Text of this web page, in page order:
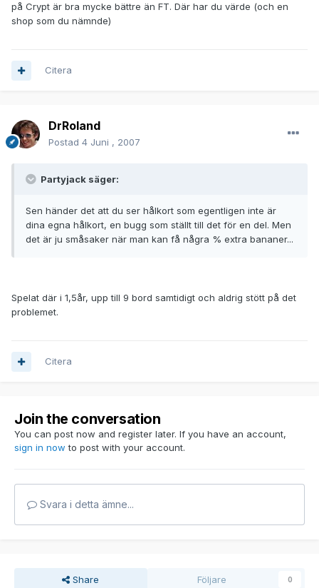
på Crypt är bra mycke bättre än FT. Där har du värde (och en
shop som du nämnde)
Citera
DrRoland
Postad 4 Juni , 2007
Partyjack säger:
Sen händer det att du ser hålkort som egentligen inte är
dina egna hålkort, en bugg som ställt till det för en del. Men
det är ju småsaker när man kan få några % extra bananer...
Spelat där i 1,5år, upp till 9 bord samtidigt och aldrig stött på det
problemet.
Citera
Join the conversation
You can post now and register later. If you have an account,
sign in now to post with your account.
Svara i detta ämne...
Share Följare 0